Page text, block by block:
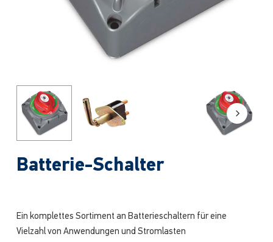
Batterie-Schalter
Ein komplettes Sortiment an Batterieschaltern für eine
Vielzahl von Anwendungen und Stromlasten